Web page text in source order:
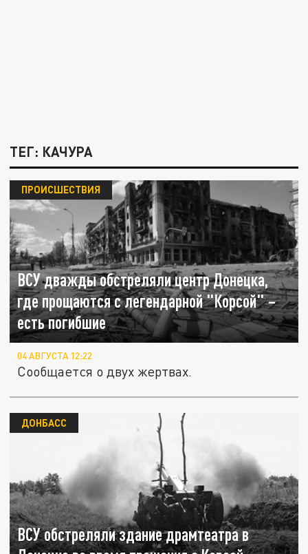
ТЕГ: КАЧУРА
ВСУ дважды обстреляли центр Донецка,
где прощаются с легендарной "Корсой" –
есть погибшие
ПРОИСШЕСТВИЯ
04 АВГУСТА 12:22
Сообщается о двух жертвах.
ВСУ обстреляли здание драмтеатра в
ДОНБАСС